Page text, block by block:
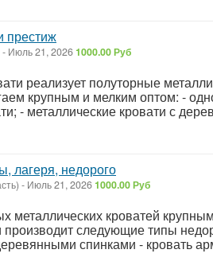
престиж
- Июль 21, 20261000.00 Руб
реализует полуторные
крупным и мелким оптом: -
- металлические кровати с
лагеря, недорого
- Июль 21, 20261000.00 Руб
металлических кроватей
следующие типы
спинками - кровать